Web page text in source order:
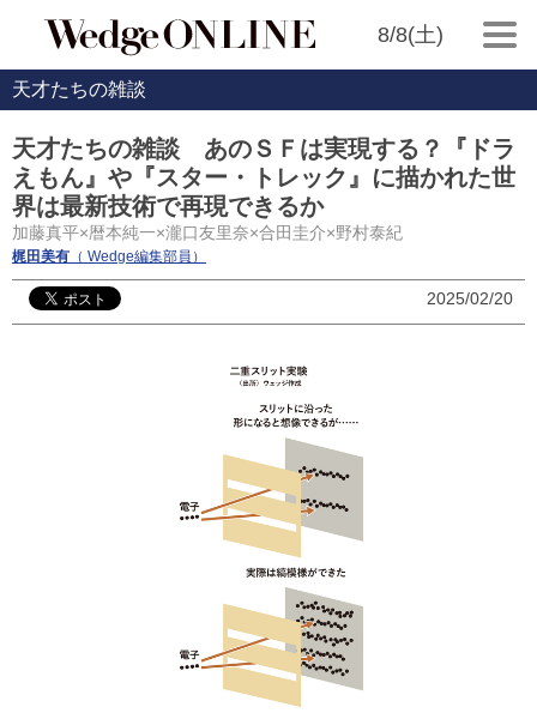
8/8(土)
天才たちの雑談
天才たちの雑談 あのＳＦは実現する？『ドラ
えもん』や『スター・トレック』に描かれた世
界は最新技術で再現できるか
加藤真平×暦本純一×瀧口友里奈×合田圭介×野村泰紀
梶田美有 （ Wedge編集部員）
2025/02/20